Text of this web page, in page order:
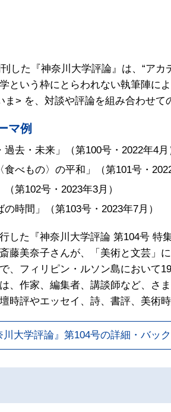
した『神奈川大学評論』は、“ア
という枠にとらわれない執筆陣に
ま> を、対談や評論を組み合わせ
マ例
過去・未来」（第100号・2022年4月
食べもの〉の平和」（第101号・
（第102号・2023年3月）
の時間」（第103号・2023年7月）
した『神奈川大学評論 第104号 特
藤美奈子さんが、「美術と文芸」
、フィリピン・ルソン島において
、作家、編集者、講談師など、さ
時評やエッセイ、詩、書評、美術
川大学評論』第104号の詳細・バッ